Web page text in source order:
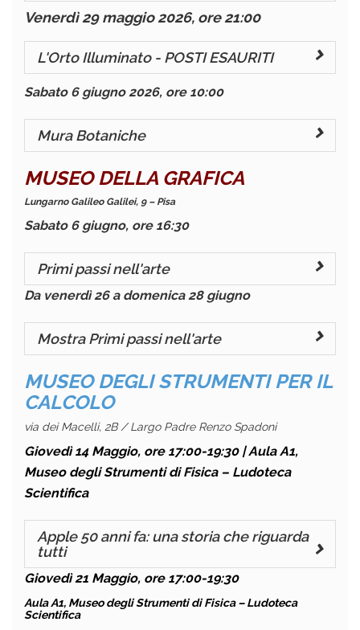
Venerdì 29 maggio 2026, ore 21:00
L'Orto Illuminato - POSTI ESAURITI
Sabato 6 giugno 2026, ore 10:00
Mura Botaniche
MUSEO DELLA GRAFICA
Lungarno Galileo Galilei, 9 – Pisa
Sabato 6 giugno, ore 16:30
Primi passi nell'arte
Da venerdì 26 a domenica 28 giugno
MostraPrimi passi nell'arte
MUSEO DEGLI STRUMENTI PER IL
CALCOLO
via dei Macelli, 2B / Largo Padre Renzo Spadoni
Giovedì 14 Maggio, ore 17:00-19:30| Aula A1,
Museo degli Strumenti di Fisica – Ludoteca
Scientifica
Apple 50 anni fa: una storia che riguarda
tutti
Giovedì 21 Maggio, ore 17:00-19:30
Aula A1, Museo degli Strumenti di Fisica – Ludoteca
Scientifica